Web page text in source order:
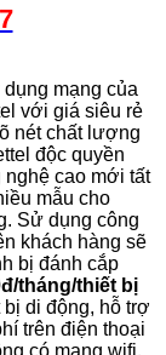
mạng của
với giá siêu rẻ
nét chất lượng
độc quyền
cao mới tất
mẫu cho
Sử dụng công
khách hàng sẽ
bị đánh cắp
tháng/thiết bị
bị di động, hỗ trợ
trên điện thoại
có mạng wifi.